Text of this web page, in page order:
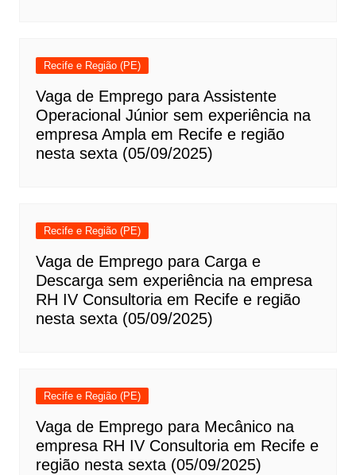
Recife e Região (PE)
Vaga de Emprego para Assistente
Operacional Júnior sem experiência na
empresa Ampla em Recife e região
nesta sexta (05/09/2025)
Recife e Região (PE)
Vaga de Emprego para Carga e
Descarga sem experiência na empresa
RH IV Consultoria em Recife e região
nesta sexta (05/09/2025)
Recife e Região (PE)
Vaga de Emprego para Mecânico na
empresa RH IV Consultoria em Recife e
região nesta sexta (05/09/2025)